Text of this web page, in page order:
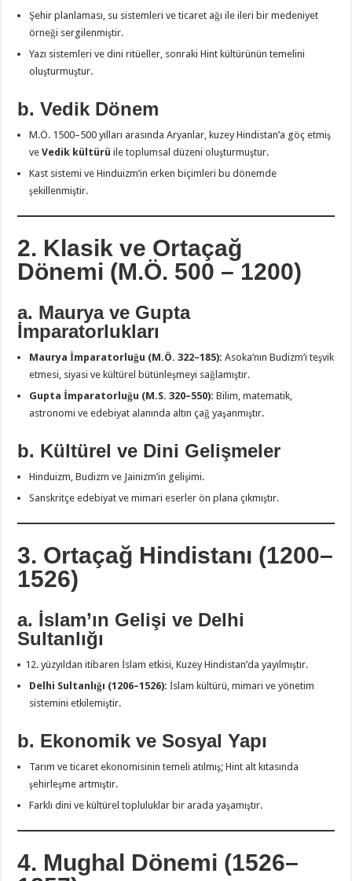
Şehir planlaması, su sistemleri ve ticaret ağı ile ileri bir medeniyet
örneği sergilenmiştir.
Yazı sistemleri ve dini ritüeller, sonraki Hint kültürünün temelini
oluşturmuştur.
b. Vedik Dönem
M.Ö. 1500–500 yılları arasında Aryanlar, kuzey Hindistan’a göç etmiş
veVedik kültürü ile toplumsal düzeni oluşturmuştur.
Kast sistemi ve Hinduizm’in erken biçimleri bu dönemde
şekillenmiştir.
2. Klasik ve Ortaçağ
Dönemi (M.Ö. 500 – 1200)
a. Maurya ve Gupta
İmparatorlukları
Maurya İmparatorluğu (M.Ö. 322–185): Asoka’nın Budizm’i teşvik
etmesi, siyasi ve kültürel bütünleşmeyi sağlamıştır.
Gupta İmparatorluğu (M.S. 320–550): Bilim, matematik,
astronomi ve edebiyat alanında altın çağ yaşanmıştır.
b. Kültürel ve Dini Gelişmeler
Hinduizm, Budizm ve Jainizm’in gelişimi.
Sanskritçe edebiyat ve mimari eserler ön plana çıkmıştır.
3. Ortaçağ Hindistanı (1200–
1526)
a. İslam’ın Gelişi ve Delhi
Sultanlığı
yüzyıldan itibaren İslam etkisi, Kuzey Hindistan’da yayılmıştır.
Delhi Sultanlığı (1206–1526): İslam kültürü, mimari ve yönetim
sistemini etkilemiştir.
b. Ekonomik ve Sosyal Yapı
Tarım ve ticaret ekonomisinin temeli atılmış; Hint alt kıtasında
şehirleşme artmıştır.
Farklı dini ve kültürel topluluklar bir arada yaşamıştır.
4. Mughal Dönemi (1526–